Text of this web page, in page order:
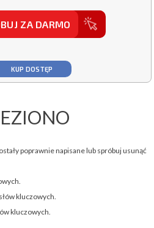
ZA DARMO
KUP DOSTĘP
poprawnie napisane lub spróbuj usunąć
kluczowych.
kluczowych.